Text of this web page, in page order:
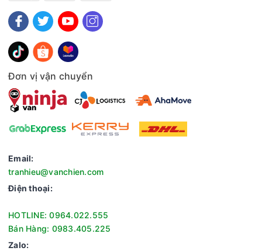
Đơn vị vận chuyển
Email:
tranhieu@vanchien.com
Điện thoại:
HOTLINE: 0964.022.555
Bán Hàng: 0983.405.225
Zalo: